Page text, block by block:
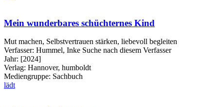
Mein wunderbares schüchternes Kind
Mut machen, Selbstvertrauen stärken, liebevoll begleiten
Verfasser: Hummel, Inke Suche nach diesem Verfasser
Jahr: [2024]
Verlag: Hannover, humboldt
Mediengruppe: Sachbuch
lädt